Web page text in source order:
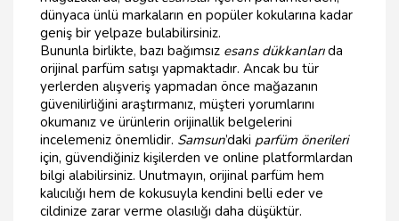
dünyaca ünlü markaların en popüler kokularına kadar
geniş bir yelpaze bulabilirsiniz.
Bununla birlikte, bazı bağımsız esans dükkanlarıda
orijinal parfüm satışı yapmaktadır. Ancak bu tür
yerlerden alışveriş yapmadan önce mağazanın
güvenilirliğini araştırmanız, müşteri yorumlarını
okumanız ve ürünlerin orijinallik belgelerini
incelemeniz önemlidir. Samsun’daki parfüm önerileri
için, güvendiğiniz kişilerden ve online platformlardan
bilgi alabilirsiniz. Unutmayın, orijinal parfüm hem
kalıcılığı hem de kokusuyla kendini belli eder ve
cildinize zarar verme olasılığı daha düşüktür.